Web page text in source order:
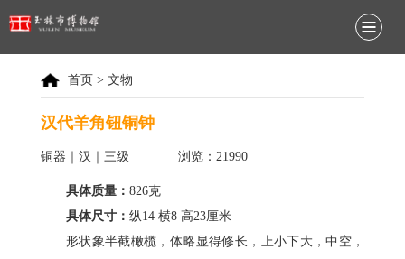
首页 > 文物
汉代羊角钮铜钟
铜器｜汉｜三级 浏览：21990
具体质量： 826克
具体尺寸： 纵14 横8 高23厘米
形状象半截橄榄，体略显得修长，上小下大，中空，